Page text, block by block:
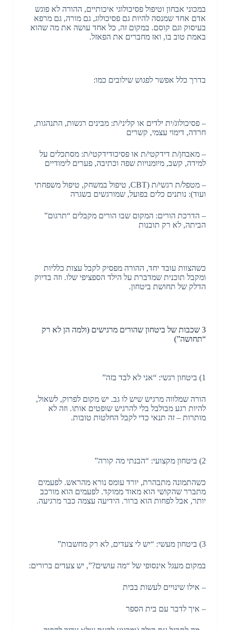
במכוני אבחון וטיפול פסיכולוגי איכותיים, ההורה לא פוגש
אדם אחד שמנסה להיות גם פסיכולוג, גם מורה, גם מרפא
בעיסוק וגם קוסם. במקום זה, כל אחד עושה את מה שהוא
באמת טוב בו, ואז מחברים את הפאזל.
בדרך כלל אפשר לפגוש שילובים כמו:
– פסיכולוג/ית ילדים או קליני/ת: מבינים רגשות, התנהגות,
חרדה, דימוי עצמי, קשרים
– מאבחן/ת דידקטי/ת או פסיכודידקטי/ת: מסתכלים על
למידה, קשב, מיומנויות שפה וכתיבה, פערים לימודיים
– מטפל/ת רגשי/ת (CBT, טיפול במשחק, טיפול משפחתי
ועוד): נותנים כלים בפועל, שמורגשים בשגרה
– הדרכת הורים: המקום שבו הורים מקבלים “תרגום”
הביתה, לא רק תובנות
כשהצוות עובד יחד, ההורה מפסיק לקבל עצות כלליות
ומקבל תוכנית שמדברת על הילד הספציפי שלו. וזה בדיוק
הדלק של תחושת ביטחון.
3 שכבות של ביטחון שהורים מרגישים (ולמה הן לא רק
“תחושה”)
1) ביטחון רגשי: “אני לא לבד בזה”
הורה שמלווה מרגיש שיש לו גב. יש מקום לפרוק, לשאול,
להיות רגע מבולבל בלי להרגיש שופטים אותו. וזה לא
מותרות – זה תנאי כדי לקבל החלטות טובות.
2) ביטחון מקצועי: “הבנתי מה קורה”
כשהתמונה מתבהרת, יורד עומס נורא מהראש. לפעמים
מתברר שהקושי הוא מאוד ממוקד. לפעמים הוא מורכב
יותר, אבל לפחות הוא ברור. הידיעה עצמה כבר מרגיעה.
3) ביטחון מעשי: “יש לי צעדים, לא רק מחשבות”
במקום מעגל אינסופי של “מה עושים?”, יש צעדים ברורים:
– אילו שינויים לעשות בבית
– איך לדבר עם בית הספר